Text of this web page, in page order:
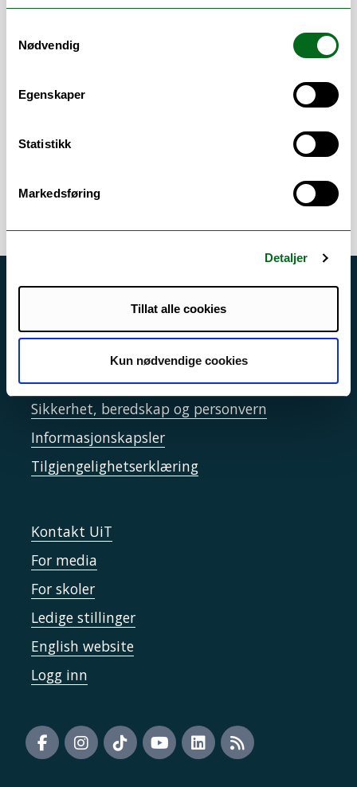
Nødvendig
Egenskaper
Statistikk
Markedsføring
Detaljer
Tillat alle cookies
Kun nødvendige cookies
Internasjonalt samarbeid/Kurs/Mobilitet
Veiledning
arbeidsområder
Samfunnsmedisin / sosialmedisin
Andre
Akutt hjelp
Driftsmeldinger
Personvern ved UiT
Sikkerhet, beredskap og personvern
Informasjonskapsler
Tilgjengelighetserklæring
Kontakt UiT
For media
For skoler
Ledige stillinger
English website
Logg inn